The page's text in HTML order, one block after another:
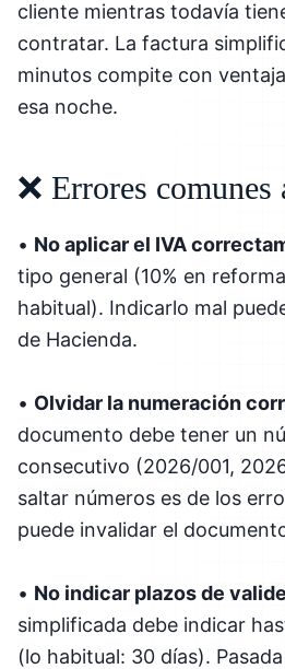
cliente mientras todavía
contratar. La factura
minutos compite con
esa noche.
❌ Errores comunes
• No aplicar el IVA
tipo general (10% en
habitual). Indicarlo mal
de Hacienda.
• Olvidar la numeración
documento debe tener un
consecutivo (2026/001,
saltar números es de los
puede invalidar el
• No indicar plazos de
simplificada debe indicar
(lo habitual: 30 días).